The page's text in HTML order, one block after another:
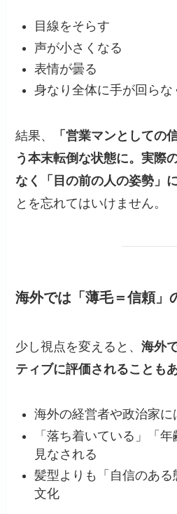
目線をそらす
声が小さくなる
表情が曇る
身なり全体に手が回らな
結果、
「営業マンとしての
う本末転倒な状態に。実際
なく「目の前の人の姿勢」
とを忘れてはいけません。
海外では「薄毛＝信頼」
少し視点を変えると、海外
ティブに評価されることも
海外の経営者や政治家
「落ち着いている」「
見なされる
髪型よりも「自信のあ
文化